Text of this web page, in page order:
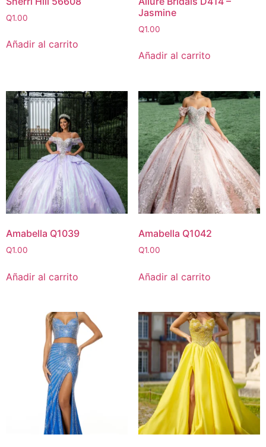
Q1.00
Añadir al carrito
Jasmine
Q1.00
Añadir al carrito
Amabella Q1039
Q1.00
Añadir al carrito
Amabella Q1042
Q1.00
Añadir al carrito